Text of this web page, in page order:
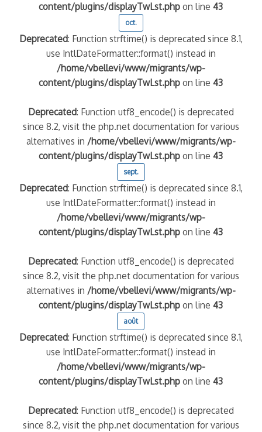
content/plugins/displayTwLst.php on line43
oct.
Deprecated: Function strftime() is deprecated since 8.1,
use IntlDateFormatter::format() instead in
/home/vbellevi/www/migrants/wp-
content/plugins/displayTwLst.php on line43
Deprecated: Function utf8_encode() is deprecated
since 8.2, visit the php.net documentation for various
alternatives in /home/vbellevi/www/migrants/wp-
content/plugins/displayTwLst.php on line43
sept.
Deprecated: Function strftime() is deprecated since 8.1,
use IntlDateFormatter::format() instead in
/home/vbellevi/www/migrants/wp-
content/plugins/displayTwLst.php on line43
Deprecated: Function utf8_encode() is deprecated
since 8.2, visit the php.net documentation for various
alternatives in /home/vbellevi/www/migrants/wp-
content/plugins/displayTwLst.php on line43
août
Deprecated: Function strftime() is deprecated since 8.1,
use IntlDateFormatter::format() instead in
/home/vbellevi/www/migrants/wp-
content/plugins/displayTwLst.php on line43
Deprecated: Function utf8_encode() is deprecated
since 8.2, visit the php.net documentation for various